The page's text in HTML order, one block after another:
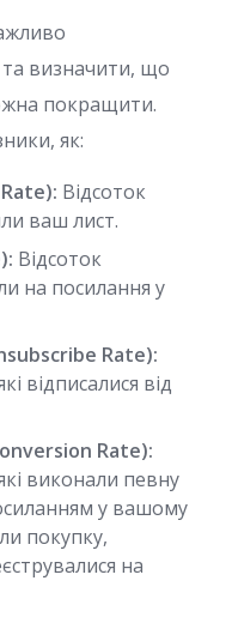
та визначити, що
покращити.
як:
Відсоток
ваш лист.
Відсоток
на посилання у
Rate):
відписалися від
Rate):
виконали певну
у вашому
покупку,
на